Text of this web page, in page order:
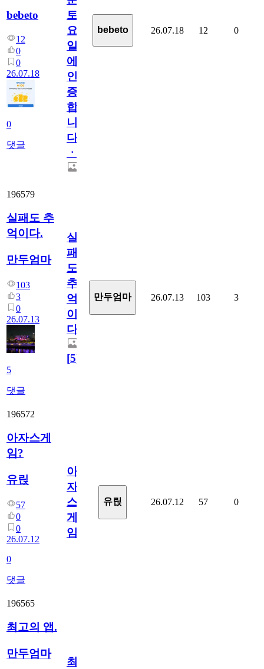
bebeto
12
0
0
26.07.18
0
댓글
토
요
일
에
인
증
합
니
다
ㆍ
bebeto 26.07.18 12 0
196579
실패도 추
억이다.
만두엄마
103
3
0
26.07.13
5
댓글
실
패
도
추
억
이
다.
[5]
만두엄마 26.07.13 103 3
196572
아자스게
임?
유릱
57
0
0
26.07.12
0
댓글
아
자
스
게
임?
유릱 26.07.12 57 0
196565
최고의 앱.
만두엄마
최